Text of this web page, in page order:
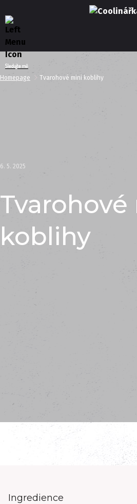
Homepage Tvarohové mini koblihy
6. 5. 2025
koblihy
Ingredience
Sledujte mě